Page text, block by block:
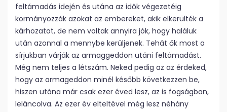
feltámadás idején és utána az idők végezetéig
kormányozzák azokat az embereket, akik elkerülték a
kárhozatot, de nem voltak annyira jók, hogy haláluk
után azonnal a mennybe kerüljenek. Tehát ők most a
sírjukban várják az armaggeddon utáni feltámadást.
Még nem teljes a létszám. Neked pedig az az érdeked,
hogy az armageddon minél később következzen be,
hiszen utána már csak ezer éved lesz, az is fogságban,
leláncolva. Az ezer év elteltével még lesz néhány